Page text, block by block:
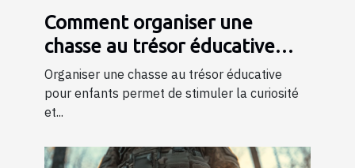
Comment organiser une
chasse au trésor éducative
pour enfants
Organiser une chasse au trésor éducative
pour enfants permet de stimuler la curiosité
et...